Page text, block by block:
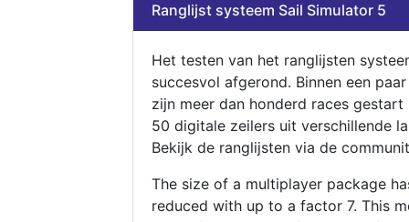
Ranglijst systeem Sail Simulator 5
Het testen van het ranglijsten
succesvol afgerond. Binnen een
zijn meer dan honderd races gestart
50 digitale zeilers uit verschillende
Bekijk de ranglijsten via de
The size of a multiplayer package
reduced with up to a factor 7. This